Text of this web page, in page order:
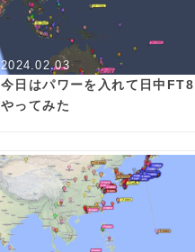
2024.02.03
今日はパワーを入れて日中FT8
やってみた